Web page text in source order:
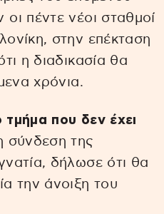
πέντε νέοι σταθμοί
στην επέκταση
η διαδικασία θα
χρόνια.
τμήμα που δεν έχει
σύνδεση της
δήλωσε ότι θα
την άνοιξη του